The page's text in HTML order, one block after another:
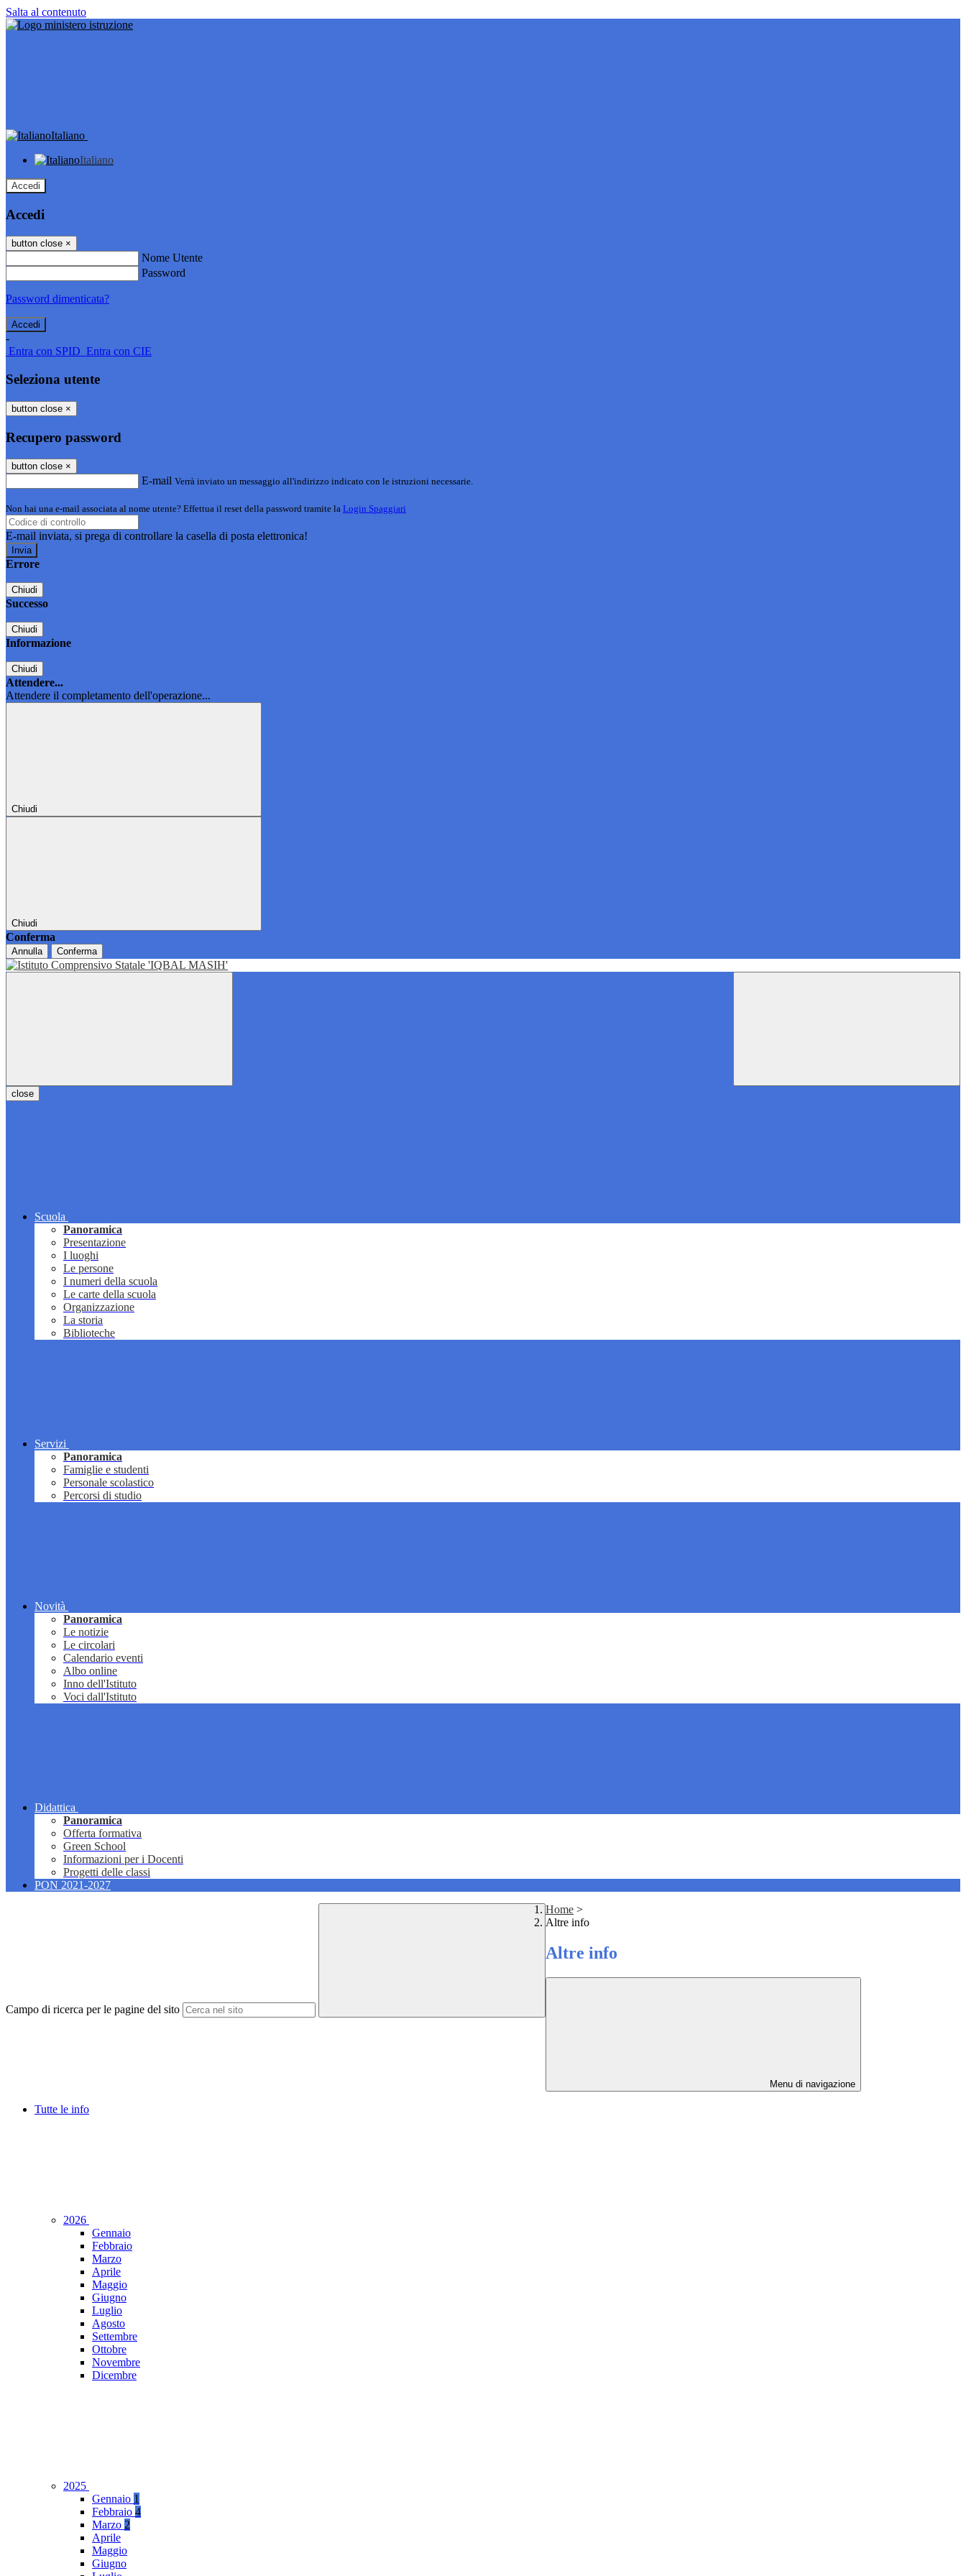
Salta al contenuto
Italiano
Italiano
Accedi
Accedi
button close ×
Nome Utente
Password
Password dimenticata?
-
Entra con SPID Entra con CIE
Seleziona utente
button close ×
Recupero password
button close ×
E-mail Verrà inviato un messaggio all'indirizzo indicato con le istruzioni necessarie.
Non hai una e-mail associata al nome utente? Effettua il reset della password tramite la Login Spaggiari
E-mail inviata, si prega di controllare la casella di posta elettronica!
Errore
Chiudi
Successo
Chiudi
Informazione
Chiudi
Attendere...
Attendere il completamento dell'operazione...
Chiudi
Chiudi
Conferma
Annulla Conferma
close
Scuola
Panoramica
Presentazione
I luoghi
Le persone
I numeri della scuola
Le carte della scuola
Organizzazione
La storia
Biblioteche
Servizi
Panoramica
Famiglie e studenti
Personale scolastico
Percorsi di studio
Novità
Panoramica
Le notizie
Le circolari
Calendario eventi
Albo online
Inno dell'Istituto
Voci dall'Istituto
Didattica
Panoramica
Offerta formativa
Green School
Informazioni per i Docenti
Progetti delle classi
PON 2021-2027
Campo di ricerca per le pagine del sito
Home >
Altre info
Altre info
Menu di navigazione
Tutte le info
2026
Gennaio
Febbraio
Marzo
Aprile
Maggio
Giugno
Luglio
Agosto
Settembre
Ottobre
Novembre
Dicembre
2025
Gennaio 1
Febbraio 4
Marzo 2
Aprile
Maggio
Giugno